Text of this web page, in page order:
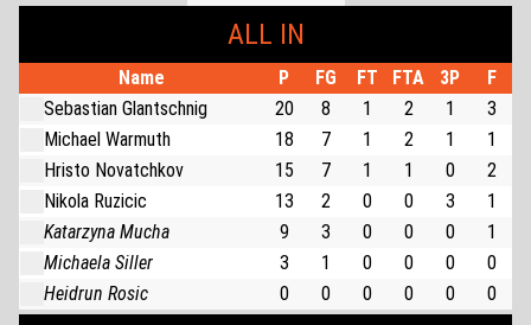
ALL IN
Name P FG FT FTA 3P
F
Sebastian Glantschnig
20 8 1 2 1
3
Michael Warmuth
18 7 1 2 1
1
Hristo Novatchkov
15 7 1 1 0
2
Nikola Ruzicic
13 2 0 0 3
1
Katarzyna Mucha
9 3 0 0 0
1
Michaela Siller
3 1 0 0 0
0
Heidrun Rosic
0 0 0 0 0 0